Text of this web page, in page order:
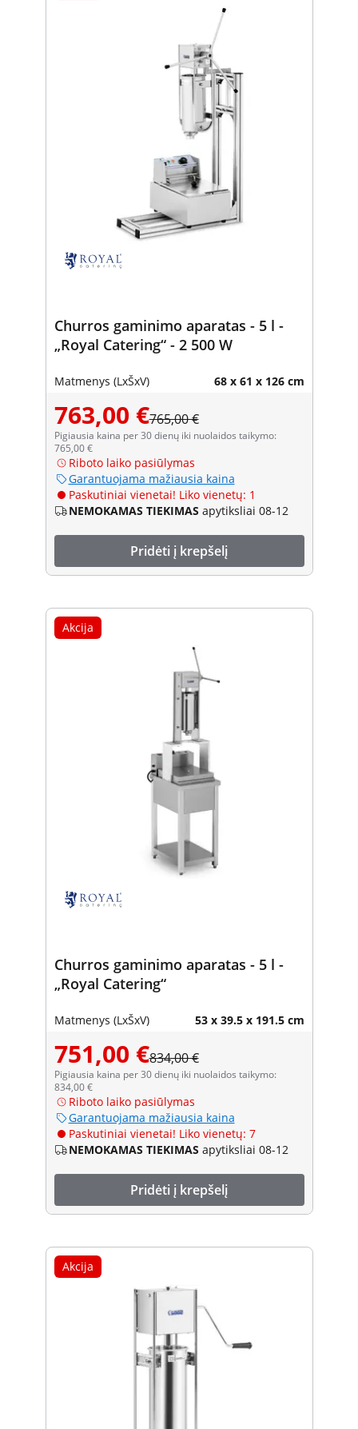
Churros gaminimo aparatas - 5 l -
„Royal Catering“ - 2 500 W
Matmenys (LxŠxV) 68 x 61 x 126 cm
763,00 €765,00 €
Pigiausia kaina per 30 dienų iki nuolaidos taikymo:
765,00 €
Riboto laiko pasiūlymas
Garantuojama mažiausia kaina
Paskutiniai vienetai! Liko vienetų: 1
NEMOKAMAS TIEKIMAS apytiksliai 08-12
Pridėti į krepšelį
Akcija
Churros gaminimo aparatas - 5 l -
„Royal Catering“
Matmenys (LxŠxV) 53 x 39.5 x 191.5 cm
751,00 €834,00 €
Pigiausia kaina per 30 dienų iki nuolaidos taikymo:
834,00 €
Riboto laiko pasiūlymas
Garantuojama mažiausia kaina
Paskutiniai vienetai! Liko vienetų: 7
NEMOKAMAS TIEKIMAS apytiksliai 08-12
Pridėti į krepšelį
Akcija